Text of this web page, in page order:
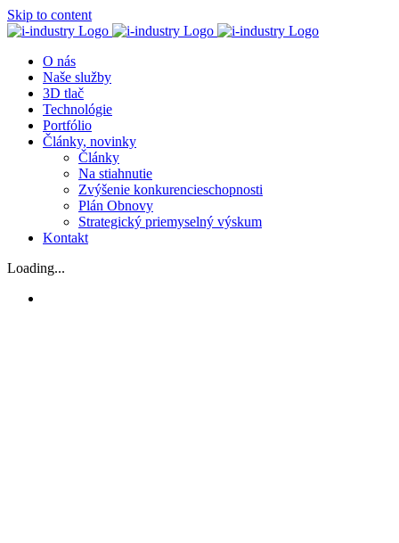
Skip to content
O nás
Naše služby
3D tlač
Technológie
Portfólio
Články, novinky
Články
Na stiahnutie
Zvýšenie konkurencieschopnosti
Plán Obnovy
Strategický priemyselný výskum
Kontakt
Loading...